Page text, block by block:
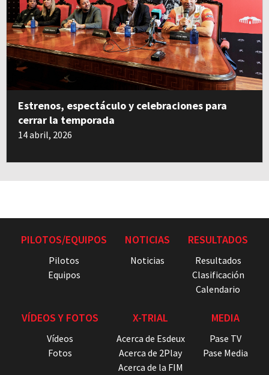
Estrenos, espectáculo y celebraciones para
cerrar la temporada
14 abril, 2026
PILOTOS/EQUIPOS
Pilotos
Equipos
NOTICIAS
Noticias
RESULTADOS
Resultados
Clasificación
Calendario
VÍDEOS Y FOTOS
Vídeos
Fotos
X-TRIAL
Acerca de Esdeux
Acerca de 2Play
Acerca de la FIM
MEDIA
Pase TV
Pase Media